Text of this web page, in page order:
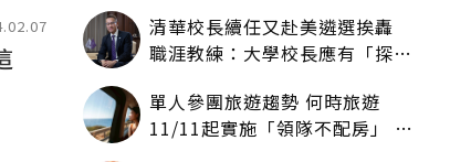
清華校長續任又赴美遴選挨轟
職涯教練：大學校長應有「探
單人參團旅遊趨勢 何時旅遊
11/11起實施「領隊不配房」 落